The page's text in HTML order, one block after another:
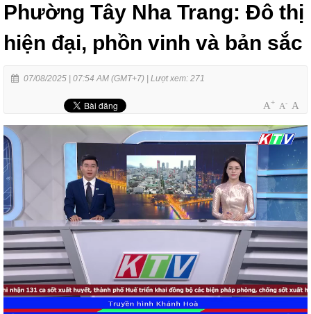
Phường Tây Nha Trang: Đô thị
hiện đại, phồn vinh và bản sắc
07/08/2025 | 07:54 AM (GMT+7) | Lượt xem: 271
A+ A- A